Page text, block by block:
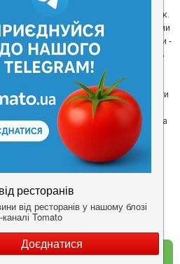
знайти цікаві місця неподалік.
з ресторанами - таким чином ми
Друга частина нашої команди -
своїми враженнями і допомагають
у виборі кращих місць.
них ми надаємо зручні інструменти
про себе - в результаті відвідувачі
а ресторан зможе зосередитися на
більше всього - смачній їжі.
заклад?
Store